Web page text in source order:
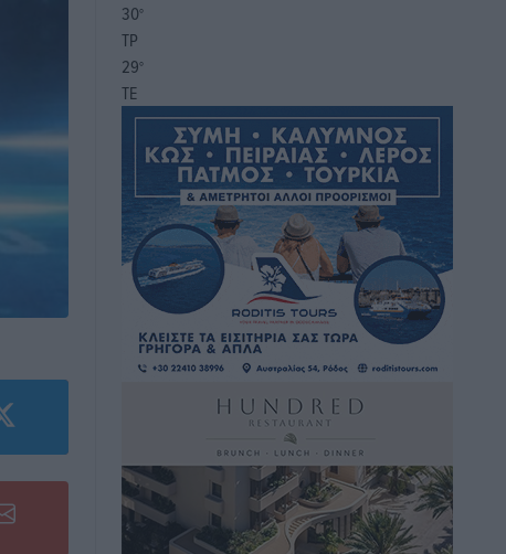
30°
ΤΡ
29°
ΤΕ